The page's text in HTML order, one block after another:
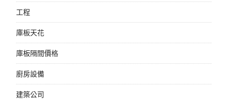
工程
庫板天花
庫板隔間價格
廚房設備
建築公司